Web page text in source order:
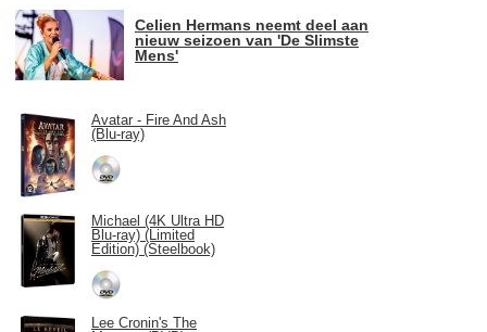
Celien Hermans neemt deel aan
nieuw seizoen van 'De Slimste
Mens'
Avatar - Fire And Ash
(Blu-ray)
Michael (4K Ultra HD
Blu-ray) (Limited
Edition) (Steelbook)
Lee Cronin's The